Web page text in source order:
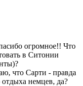
огромное!! Что
в Ситонии
что Сарти - правда
немцев, да?